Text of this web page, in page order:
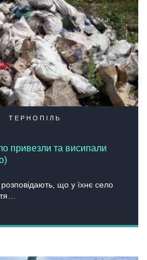
ТЕРНОПІЛЬ
привезли та висипали
що у їхнє село